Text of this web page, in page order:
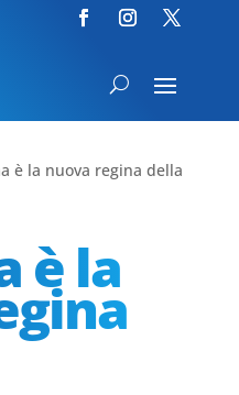
è la nuova regina della
è la